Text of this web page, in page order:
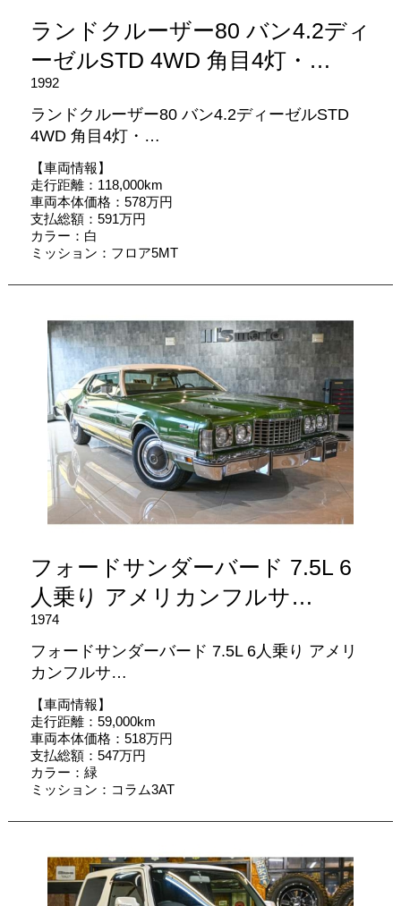
ランドクルーザー80 バン4.2ディ
ーゼルSTD 4WD 角目4灯・…
1992
ランドクルーザー80 バン4.2ディーゼルSTD
4WD 角目4灯・…
【車両情報】
走行距離：118,000km
車両本体価格：578万円
支払総額：591万円
カラー：白
ミッション：フロア5MT
フォードサンダーバード 7.5L 6
人乗り アメリカンフルサ…
1974
フォードサンダーバード 7.5L 6人乗り アメリ
カンフルサ…
【車両情報】
走行距離：59,000km
車両本体価格：518万円
支払総額：547万円
カラー：緑
ミッション：コラム3AT